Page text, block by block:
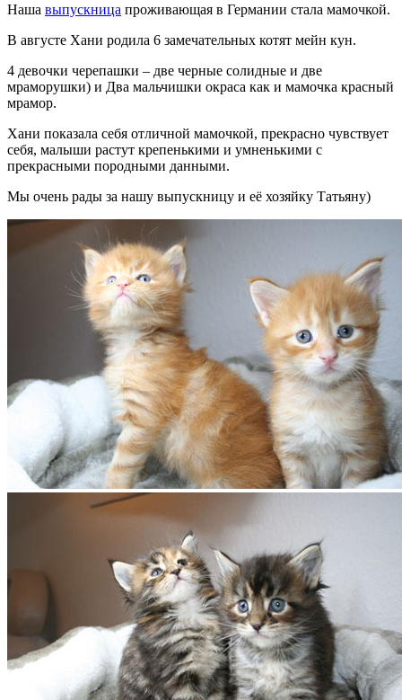
Наша выпускница проживающая в Германии стала мамочкой.
В августе Хани родила 6 замечательных котят мейн кун.
4 девочки черепашки – две черные солидные и две
мраморушки) и Два мальчишки окраса как и мамочка красный
мрамор.
Хани показала себя отличной мамочкой, прекрасно чувствует
себя, малыши растут крепенькими и умненькими с
прекрасными породными данными.
Мы очень рады за нашу выпускницу и её хозяйку Татьяну)